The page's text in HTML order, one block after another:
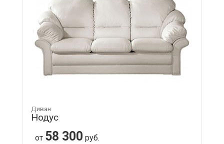
Диван
Нодус
от 58 300 руб.